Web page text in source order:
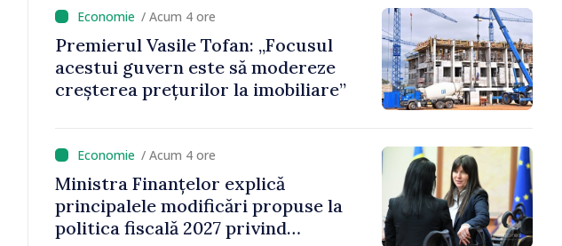
/ Acum 4 ore
Premierul Vasile Tofan: „Focusul
acestui guvern este să modereze
creșterea prețurilor la imobiliare”
/ Acum 4 ore
Ministra Finanțelor explică
principalele modificări propuse la
politica fiscală 2027 privind